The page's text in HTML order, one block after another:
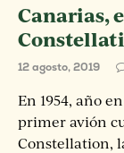
Canarias,
12 agosto, 2019
En 1954, año
primer avión
Constellation,